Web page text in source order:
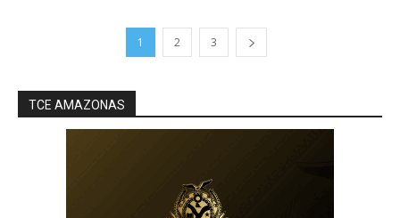
1 2 3
TCE AMAZONAS